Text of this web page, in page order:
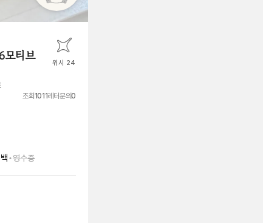
모티브
위시 24
조회 1011레터문의0
•영수증